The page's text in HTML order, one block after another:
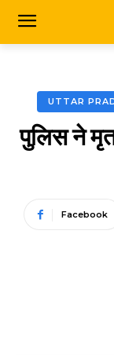
UTTAR
पुलिस ने
Facebook